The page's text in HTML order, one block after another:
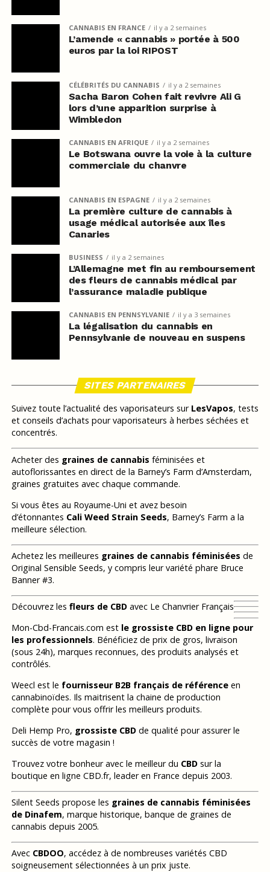
CANNABIS EN FRANCE il y a 2 semaines
L’amende « cannabis » portée à 500
euros par la loi RIPOST
CÉLÉBRITÉS DU CANNABIS il y a 2 semaines
Sacha Baron Cohen fait revivre Ali G
lors d’une apparition surprise à
Wimbledon
CANNABIS EN AFRIQUE il y a 2 semaines
Le Botswana ouvre la voie à la culture
commerciale du chanvre
CANNABIS EN ESPAGNE il y a 2 semaines
La première culture de cannabis à
usage médical autorisée aux îles
Canaries
BUSINESS il y a 2 semaines
L’Allemagne met fin au remboursement
des fleurs de cannabis médical par
l’assurance maladie publique
CANNABIS EN PENNSYLVANIE il y a 3 semaines
La légalisation du cannabis en
Pennsylvanie de nouveau en suspens
SITES PARTENAIRES
Suivez toute l’actualité des vaporisateurs sur LesVapos, tests
et conseils d’achats pour vaporisateurs à herbes séchées et
concentrés.
Acheter des graines de cannabis féminisées et
autoflorissantes en direct de la Barney’s Farm d’Amsterdam,
graines gratuites avec chaque commande.
Si vous êtes au Royaume-Uni et avez besoin
d’étonnantes Cali Weed Strain Seeds, Barney’s Farm a la
meilleure sélection.
Achetez les meilleures graines de cannabis féminisées de
Original Sensible Seeds, y compris leur variété phare Bruce
Banner #3.
Découvrez les fleurs de CBDavec Le Chanvrier Français
Mon-Cbd-Francais.com est le grossiste CBD en ligne pour
les professionnels. Bénéficiez de prix de gros, livraison
(sous 24h), marques reconnues, des produits analysés et
contrôlés.
Weecl est le fournisseur B2B français de référenceen
cannabinoïdes. Ils maitrisent la chaine de production
complète pour vous offrir les meilleurs produits.
Deli Hemp Pro, grossiste CBDde qualité pour assurer le
succès de votre magasin !
Trouvez votre bonheur avec le meilleur du CBDsur la
boutique en ligne CBD.fr, leader en France depuis 2003.
Silent Seeds propose les graines de cannabis féminisées
de Dinafem, marque historique, banque de graines de
cannabis depuis 2005.
Avec CBDOO, accédez à de nombreuses variétés CBD
soigneusement sélectionnées à un prix juste.